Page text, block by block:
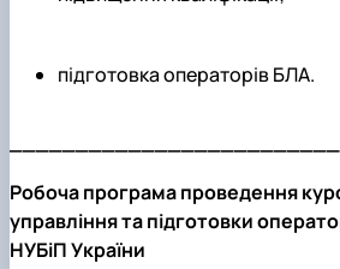
підготовка операторів БЛА.
Робоча програма проведення
управління та підготовки
НУБіП України